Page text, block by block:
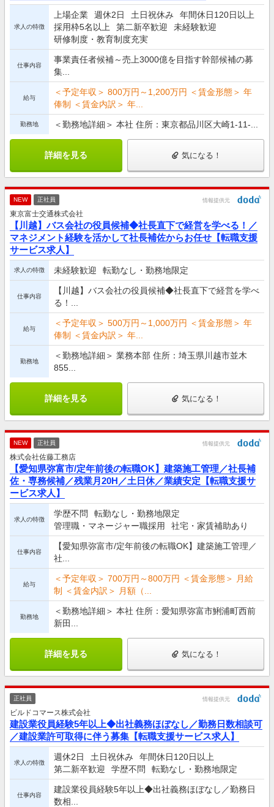
求人の特徴
上場企業 週休2日 土日祝休み
年間休日120日以上
採用枠5名以上
第二新卒歓迎
未経験歓迎
研修制度・教育制度充実
仕事内容
事業責任者候補～売上3000億を目指す幹部候補の募
集...
給与
＜予定年収＞ 800万円～1,200万円 ＜賃金形態＞ 年
俸制 ＜賃金内訳＞ 年...
勤務地 ＜勤務地詳細＞ 本社 住所：東京都品川区大崎1-11-...
詳細を見る 気になる！
NEW 正社員 情報提供元
東京富士交通株式会社
【川越】バス会社の役員候補◆社長直下で経営を学べる！／
マネジメント経験を活かして社長補佐からお任せ【転職支援
サービス求人】
求人の特徴 未経験歓迎 転勤なし・勤務地限定
仕事内容
【川越】バス会社の役員候補◆社長直下で経営を学べ
る！...
給与
＜予定年収＞ 500万円～1,000万円 ＜賃金形態＞ 年
俸制 ＜賃金内訳＞ 年...
勤務地
＜勤務地詳細＞ 業務本部 住所：埼玉県川越市並木
855...
詳細を見る 気になる！
NEW 正社員 情報提供元
株式会社佐藤工務店
【愛知県弥富市/定年前後の転職OK】建築施工管理／社長補
佐・専務候補／残業月20H／土日休／業績安定【転職支援サ
ービス求人】
求人の特徴
学歴不問
転勤なし・勤務地限定
管理職・マネージャー職採用
社宅・家賃補助あり
仕事内容
【愛知県弥富市/定年前後の転職OK】建築施工管理／
社...
給与
＜予定年収＞ 700万円～800万円 ＜賃金形態＞ 月給
制 ＜賃金内訳＞ 月額（...
勤務地
＜勤務地詳細＞ 本社 住所：愛知県弥富市鯏浦町西前
新田...
詳細を見る 気になる！
正社員 情報提供元
ビルドコマース株式会社
建設業役員経験5年以上◆出社義務ほぼなし／勤務日数相談可
／建設業許可取得に伴う募集【転職支援サービス求人】
求人の特徴
週休2日 土日祝休み
年間休日120日以上
第二新卒歓迎
学歴不問 転勤なし・勤務地限定
仕事内容
建設業役員経験5年以上◆出社義務ほぼなし／勤務日
数相...